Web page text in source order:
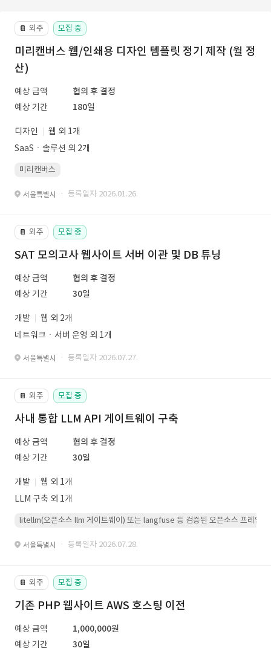
📔 외주 모집 중
미리캔버스 웹/인쇄용 디자인 템플릿 정기 제작 (월 정
산)
예상 금액
협의 후 결정
예상 기간
180일
디자인
웹 외 1개
SaaSㆍ솔루션 외 2개
미리캔버스
서울특별시 · 등록일자 2026.01.26.
📔 외주 모집 중
SAT 모의고사 웹사이트 서버 이관 및 DB 튜닝
예상 금액
협의 후 결정
예상 기간
30일
개발
웹 외 2개
네트워크ㆍ서버 운영 외 1개
서울특별시 · 등록일자 2026.07.27.
📔 외주 모집 중
사내 통합 LLM API 게이트웨이 구축
예상 금액
협의 후 결정
예상 기간
30일
개발
웹 외 1개
LLM 구축 외 1개
litellm(오픈소스 llm 게이트웨이) 또는 langfuse 등 검증된 오픈소스 프레임워
서울특별시 · 등록일자 2026.07.28.
📔 외주 모집 중
기존 PHP 웹사이트 AWS 호스팅 이전
예상 금액
1,000,000원
예상 기간
30일